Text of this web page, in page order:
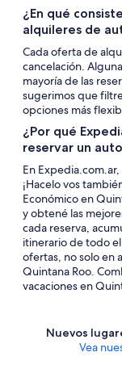
¿En qué
alquileres de
Cada oferta de
cancelación.
mayoría de las
sugerimos que
opciones más
¿Por qué
reservar un
En
¡Hacelo vos
Económico en
y obtené las
cada reserva,
itinerario de todo el
ofertas, no solo en
Quintana Roo.
vacaciones en
Nuevos
Vea